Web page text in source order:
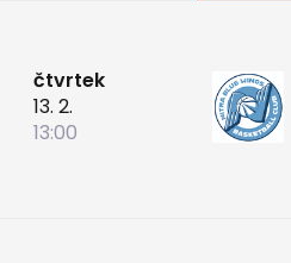
čtvrtek
13. 2.
13:00